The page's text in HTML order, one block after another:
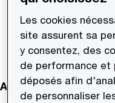
Share
Autres secteurs
Les cookies
site assurent sa
y consentez, des
de performance et
déposés afin
de personnaliser